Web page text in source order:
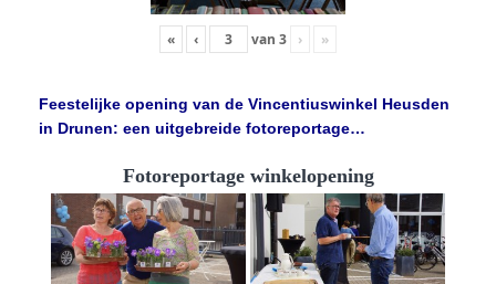
« ‹ van 3 › »
Feestelijke opening van de Vincentiuswinkel Heusden
in Drunen: een uitgebreide fotoreportage…
Fotoreportage winkelopening